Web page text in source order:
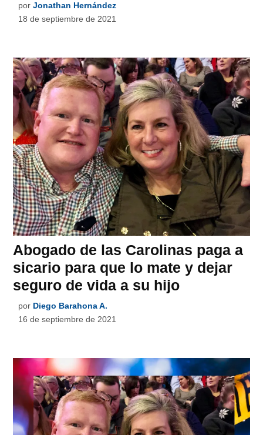
por Jonathan Hernández
18 de septiembre de 2021
Abogado de las Carolinas paga a
sicario para que lo mate y dejar
seguro de vida a su hijo
por Diego Barahona A.
16 de septiembre de 2021